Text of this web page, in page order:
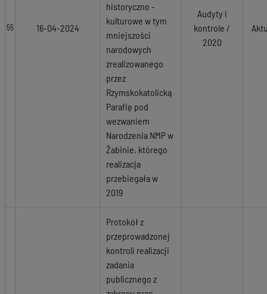
55 16-04-2024
historyczno -
kulturowe w tym
mniejszości
narodowych
zrealizowanego
przez
Rzymskokatolicką
Parafię pod
wezwaniem
Narodzenia NMP w
Żabinie, którego
realizacja
przebiegała w
2019
Audyty i
kontrole /
2020
Protokół z
przeprowadzonej
kontroli realizacji
zadania
publicznego z